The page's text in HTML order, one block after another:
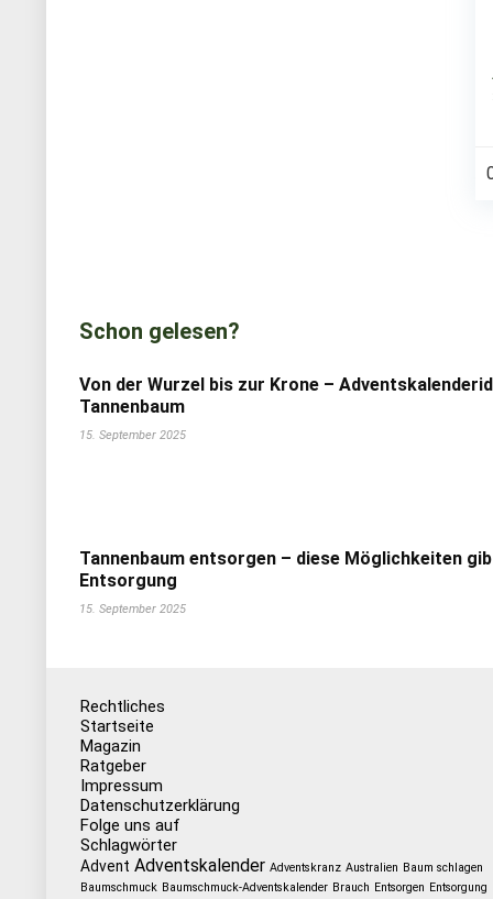
Schon gelesen?
Von der Wurzel bis zur Krone –
Tannenbaum
15. September 2025
Tannenbaum entsorgen – diese Möglichkeiten
Entsorgung
15. September 2025
Rechtliches
Startseite
Magazin
Ratgeber
Impressum
Datenschutzerklärung
Folge uns auf
Schlagwörter
Advent Adventskalender Adventskranz Australien Baum schlagen
Baumschmuck Baumschmuck-Adventskalender Brauch Entsorgen Entsorgung